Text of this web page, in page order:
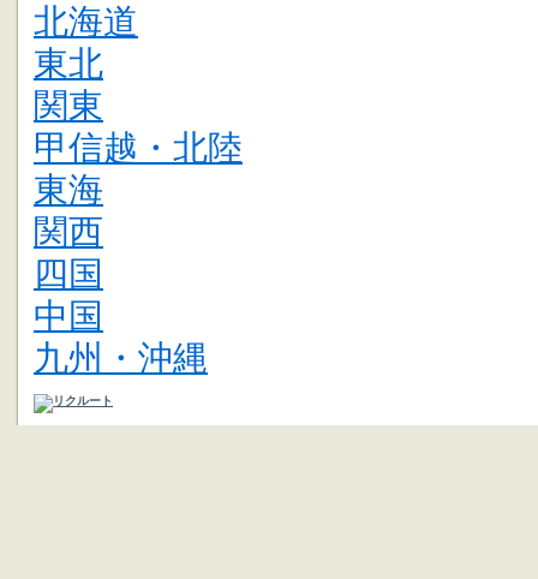
北海道
東北
関東
甲信越・北陸
東海
関西
四国
中国
九州・沖縄